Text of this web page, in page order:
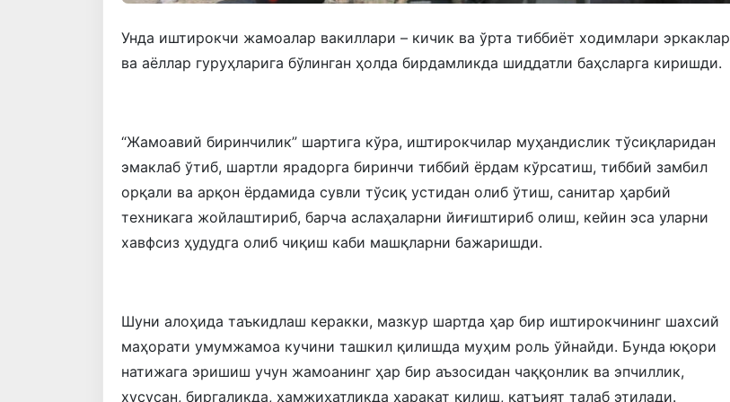
Унда иштирокчи жамоалар вакиллари – кичик ва ўрта тиббиёт ходимлари эркаклар
ва аёллар гуруҳларига бўлинган ҳолда бирдамликда шиддатли баҳсларга киришди.
“Жамоавий биринчилик” шартига кўра, иштирокчилар муҳандислик тўсиқларидан
эмаклаб ўтиб, шартли ярадорга биринчи тиббий ёрдам кўрсатиш, тиббий замбил
орқали ва арқон ёрдамида сувли тўсиқ устидан олиб ўтиш, санитар ҳарбий
техникага жойлаштириб, барча аслаҳаларни йиғиштириб олиш, кейин эса уларни
хавфсиз ҳудудга олиб чиқиш каби машқларни бажаришди.
Шуни алоҳида таъкидлаш керакки, мазкур шартда ҳар бир иштирокчининг шахсий
маҳорати умумжамоа кучини ташкил қилишда муҳим роль ўйнайди. Бунда юқори
натижага эришиш учун жамоанинг ҳар бир аъзосидан чаққонлик ва эпчиллик,
хусусан, биргаликда, ҳамжиҳатликда ҳаракат қилиш, қатъият талаб этилади.